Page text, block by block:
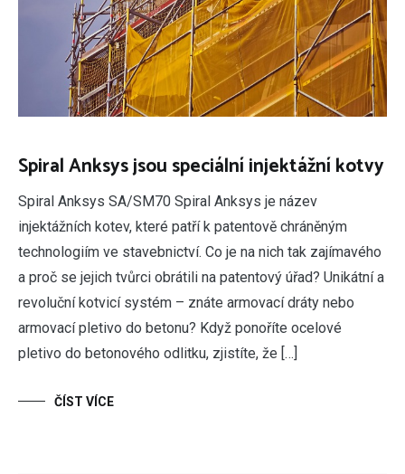
Spiral Anksys jsou speciální injektážní kotvy
Spiral Anksys SA/SM70 Spiral Anksys je název
injektážních kotev, které patří k patentově chráněným
technologiím ve stavebnictví. Co je na nich tak zajímavého
a proč se jejich tvůrci obrátili na patentový úřad? Unikátní a
revoluční kotvicí systém – znáte armovací dráty nebo
armovací pletivo do betonu? Když ponoříte ocelové
pletivo do betonového odlitku, zjistíte, že […]
ČÍST VÍCE